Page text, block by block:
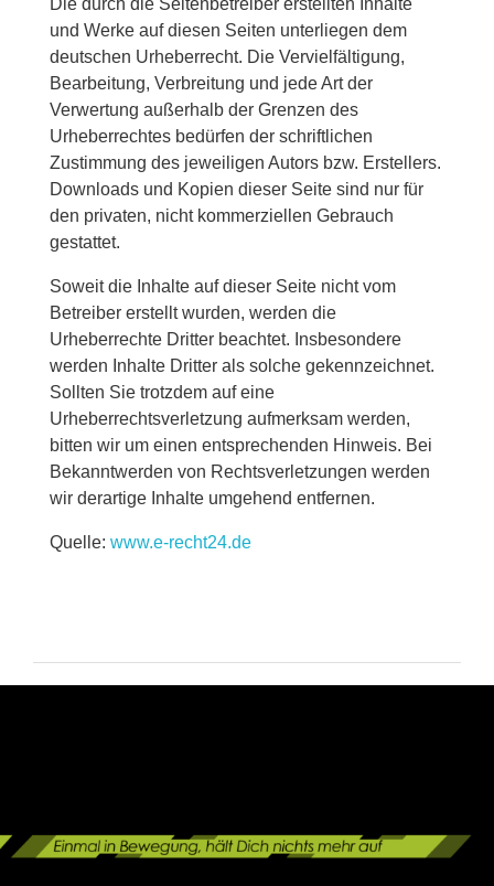
Die durch die Seitenbetreiber erstellten Inhalte
und Werke auf diesen Seiten unterliegen dem
deutschen Urheberrecht. Die Vervielfältigung,
Bearbeitung, Verbreitung und jede Art der
Verwertung außerhalb der Grenzen des
Urheberrechtes bedürfen der schriftlichen
Zustimmung des jeweiligen Autors bzw. Erstellers.
Downloads und Kopien dieser Seite sind nur für
den privaten, nicht kommerziellen Gebrauch
gestattet.
Soweit die Inhalte auf dieser Seite nicht vom
Betreiber erstellt wurden, werden die
Urheberrechte Dritter beachtet. Insbesondere
werden Inhalte Dritter als solche gekennzeichnet.
Sollten Sie trotzdem auf eine
Urheberrechtsverletzung aufmerksam werden,
bitten wir um einen entsprechenden Hinweis. Bei
Bekanntwerden von Rechtsverletzungen werden
wir derartige Inhalte umgehend entfernen.
Quelle: www.e-recht24.de